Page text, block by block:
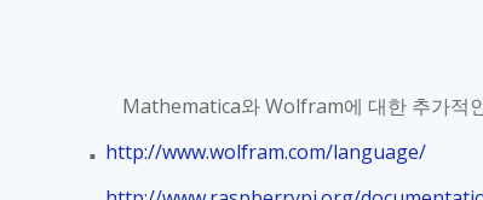
Mathematica와Wolfram에 대한 추가적
■ http://www.wolfram.com/language/